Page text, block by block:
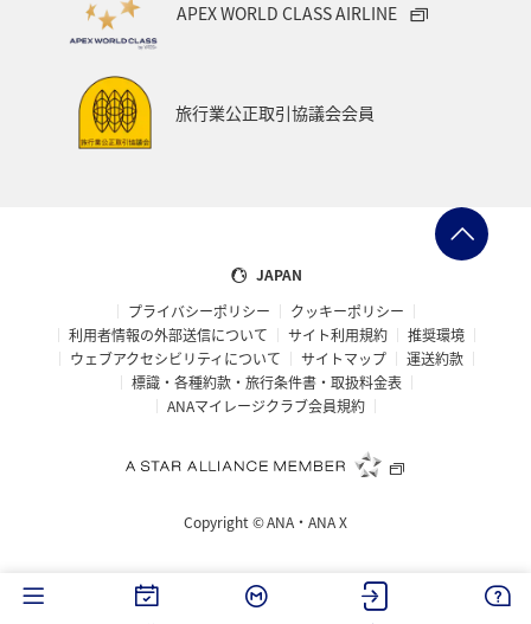
APEX WORLD CLASS AIRLINE
旅行業公正取引協議会会員
JAPAN
プライバシーポリシー
クッキーポリシー
利用者情報の外部送信について
サイト利用規約
推奨環境
ウェブアクセシビリティについて
サイトマップ
運送約款
標識・各種約款・旅行条件書・取扱料金表
ANAマイレージクラブ会員規約
Copyright ©ANA・ANA X